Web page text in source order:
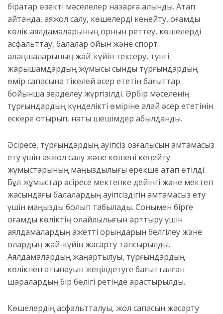
бірқатар өзекті мәселелер назарға алынды. Атап
айтқанда, аяқжол салу, көшелерді кеңейту, қоғамдық
көлік аялдамаларының орнын реттеу, көшелерді
асфальттау, балалар ойын және спорт
алаңшаларының жай-күйін тексеру, түнгі
жарықшамдардың жұмысы сынды тұрғындардың
өмір сапасына тікелей әсер ететін бағыттар
бойынша зерделеу жүргізілді. Әрбір мәселенің
тұрғындардың күнделікті өміріне қалай әсер ететінін
ескере отырып, нақты шешімдер қабылданды.
Әсіресе, тұрғындардың қауіпсіз қозғалысын қамтамасыз
ету үшін аяқжол салу және көшені кеңейту
жұмыстарының маңыздылығы ерекше атап өтілді.
Бұл жұмыстар әсіресе мектепке дейінгі және мектеп
жасындағы балалардың қауіпсіздігін қамтамасыз ету
үшін маңызды болып табылады. Сонымен бірге
қоғамдық көліктің қолайлылығын арттыру үшін
аялдамалардың қажетті орындарын белгілеу және
олардың жай-күйін жақсарту тапсырылды.
Аялдамалардың жаңартылуы, тұрғындардың
көлікпен қатынауын жеңілдетуге бағытталған
шаралардың бір бөлігі ретінде қарастырылды.
Көшелердің асфальтталуы, жол сапасын жақсарту